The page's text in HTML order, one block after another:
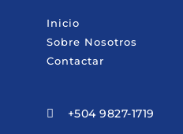
Inicio
Sobre Nosotros
Contactar
 +504 9827-1719